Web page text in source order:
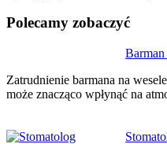
Polecamy zobaczyć
Zatrudnienie barmana na
może znacząco wpłynąć na
wpisu